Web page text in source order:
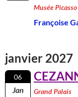
Musée Picasso
Françoise
janvier 2027
06
Jan Grand Palais